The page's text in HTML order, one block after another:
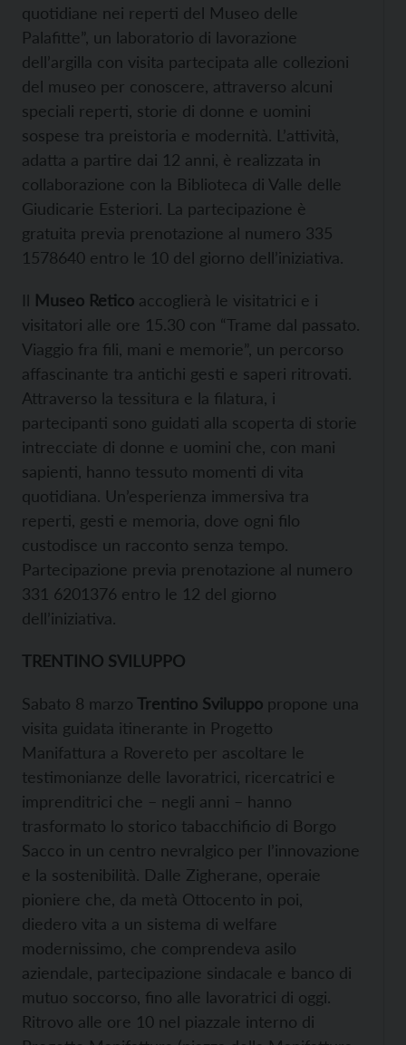
quotidiane nei reperti del Museo delle
Palafitte”, un laboratorio di lavorazione
dell’argilla con visita partecipata alle collezioni
del museo per conoscere, attraverso alcuni
speciali reperti, storie di donne e uomini
sospese tra preistoria e modernità. L’attività,
adatta a partire dai 12 anni, è realizzata in
collaborazione con la Biblioteca di Valle delle
Giudicarie Esteriori. La partecipazione è
gratuita previa prenotazione al numero 335
1578640 entro le 10 del giorno dell’iniziativa.
Il Museo Retico accoglierà le visitatrici e i
visitatori alle ore 15.30 con “Trame dal passato.
Viaggio fra fili, mani e memorie”, un percorso
affascinante tra antichi gesti e saperi ritrovati.
Attraverso la tessitura e la filatura, i
partecipanti sono guidati alla scoperta di storie
intrecciate di donne e uomini che, con mani
sapienti, hanno tessuto momenti di vita
quotidiana. Un’esperienza immersiva tra
reperti, gesti e memoria, dove ogni filo
custodisce un racconto senza tempo.
Partecipazione previa prenotazione al numero
331 6201376 entro le 12 del giorno
dell’iniziativa.
TRENTINO SVILUPPO
Sabato 8 marzo Trentino Sviluppo propone una
visita guidata itinerante in Progetto
Manifattura a Rovereto per ascoltare le
testimonianze delle lavoratrici, ricercatrici e
imprenditrici che – negli anni – hanno
trasformato lo storico tabacchificio di Borgo
Sacco in un centro nevralgico per l’innovazione
e la sostenibilità. Dalle Zigherane, operaie
pioniere che, da metà Ottocento in poi,
diedero vita a un sistema di welfare
modernissimo, che comprendeva asilo
aziendale, partecipazione sindacale e banco di
mutuo soccorso, fino alle lavoratrici di oggi.
Ritrovo alle ore 10 nel piazzale interno di